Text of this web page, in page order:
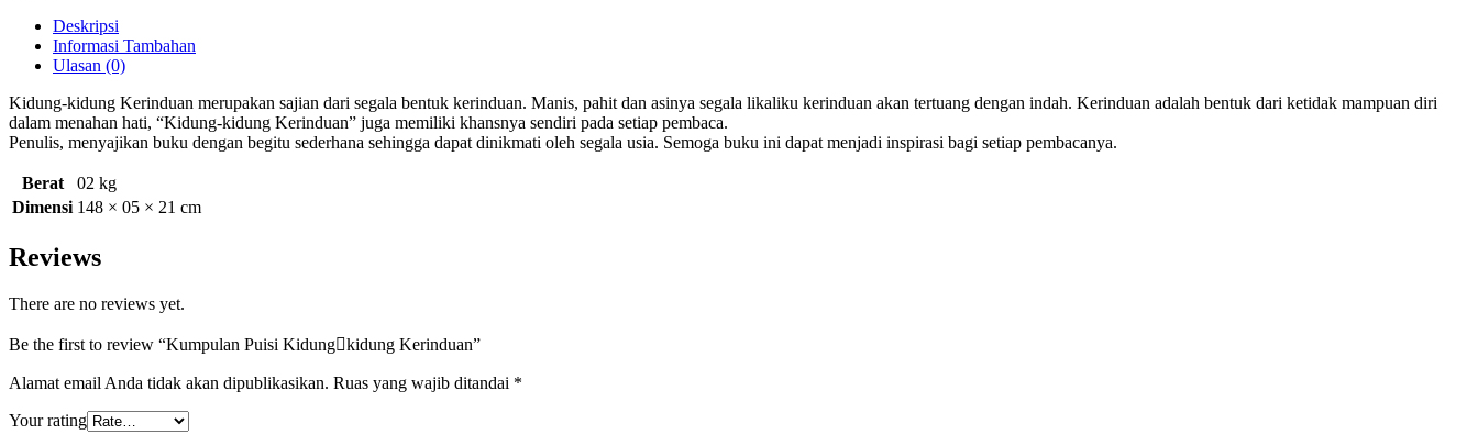
Deskripsi
Informasi Tambahan
Ulasan (0)
Kidung-kidung Kerinduan merupakan sajian dari segala bentuk kerinduan. Manis, pahit dan asinya segala likaliku kerinduan akan tertuang dengan indah. Kerinduan adalah bentuk dari ketidak mampuan diri
dalam menahan hati, “Kidung-kidung Kerinduan” juga memiliki khansnya sendiri pada setiap pembaca.
Penulis, menyajikan buku dengan begitu sederhana sehingga dapat dinikmati oleh segala usia. Semoga buku ini dapat menjadi inspirasi bagi setiap pembacanya.
Berat
02 kg
Dimensi 148 × 05 × 21 cm
Reviews
There are no reviews yet.
Be the first to review “Kumpulan Puisi Kidungkidung Kerinduan”
Alamat email Anda tidak akan dipublikasikan. Ruas yang wajib ditandai *
Your rating